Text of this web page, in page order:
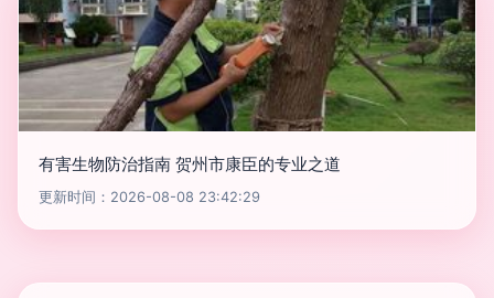
有害生物防治指南 贺州市康臣的专业之道
更新时间：2026-08-08 23:42:29